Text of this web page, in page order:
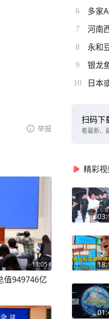
举报
11:05
值949746亿
6 多家
7 河南
8 永和
9 银龙
10 日本
扫码下
看最新、
精彩